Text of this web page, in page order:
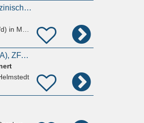
Umschulung/Ausbildung zur/m Zahnmedizinischen Fachangestellten in Magdeburg (2 Jahre)
in Magdeburg, Sudenburg
Zahnmedizinische/r Fachangestellte/r (ZFA), ZFA (Zahnmedizinische/r Fachangestelle/r) (#37007)